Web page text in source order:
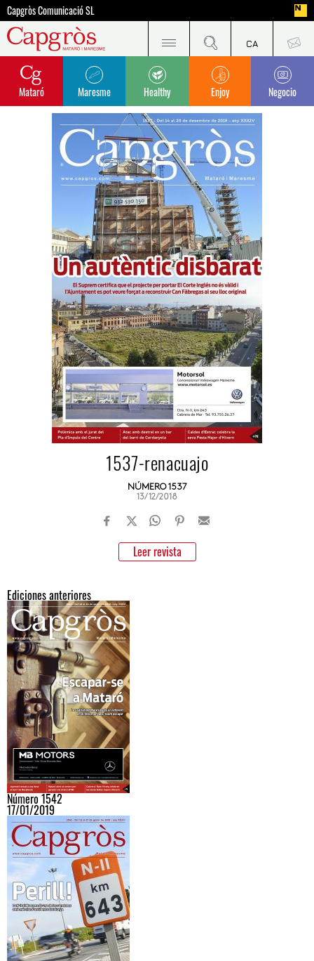
Capgròs Comunicació SL
Mataró Maresme Healthy Enjoy Negocio
1537-renacuajo
NÚMERO 1537
13/12/2018
Leer revista
Ediciones anteriores
Número 1542
17/01/2019